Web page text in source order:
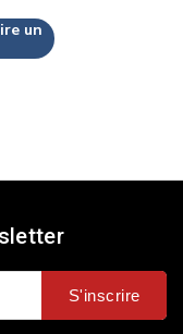
un
S'inscrire